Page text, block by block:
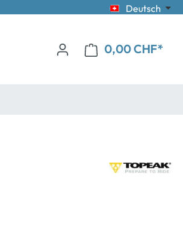
Deutsch
0,00 CHF*